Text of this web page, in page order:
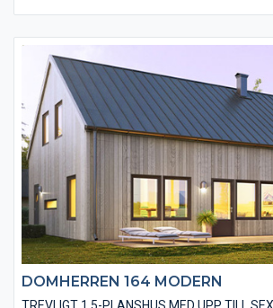
Undervåningen rymmer även badrum,
sovrum vilket gör att du har valmöjligheten
inreda övervåningen först när familjen
fyra sovrum, ett badrum och allrum stort
spelhäng för barnen. Välj till takfönster eller
ljusare och rymligare känsla på
varianten av Domherren 164 är utförd med
träpanel, ett sadeltak med takpannor och
Huset är även utfört med traditionella foder
dörrar samt knutbrädor vid hushörnen. Du
valmöjligheter när det kommer till material
t ex: träpaneltyper, takbeläggningar,
utföra just din husdröm.
DOMHERREN 164 MODERN
TREVLIGT 1,5-PLANSHUS MED UPP TILL